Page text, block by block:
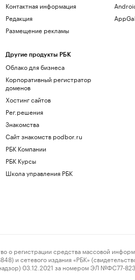
Контактная информация
Редакция
Размещение рекламы
Другие продукты РБК
Облако для бизнеса
Корпоративный регистратор
доменов
Хостинг сайтов
Рег.решения
Знакомства
Сайт знакомств podbor.ru
РБК Компании
РБК Курсы
Школа управления РБК
регистрации средства массовой
и сетевого издания «РБК»
03.12.2021 за номером ЭЛ №ФС77-